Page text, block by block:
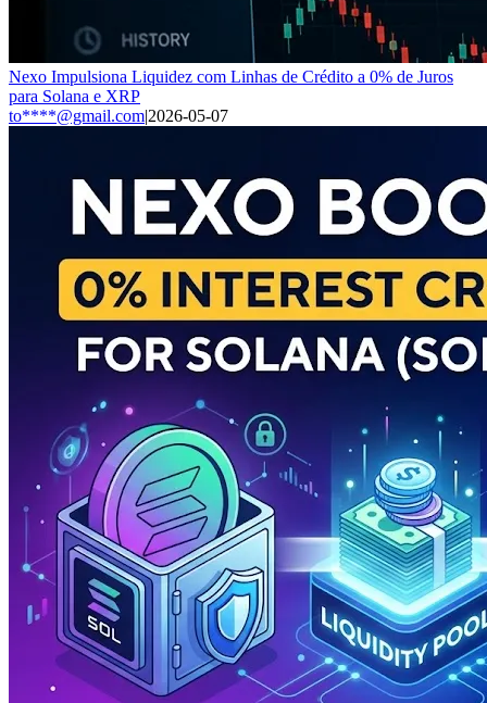
Nexo Impulsiona Liquidez com Linhas de Crédito a 0% de Juros
para Solana e XRP
to****@gmail.com|2026-05-07